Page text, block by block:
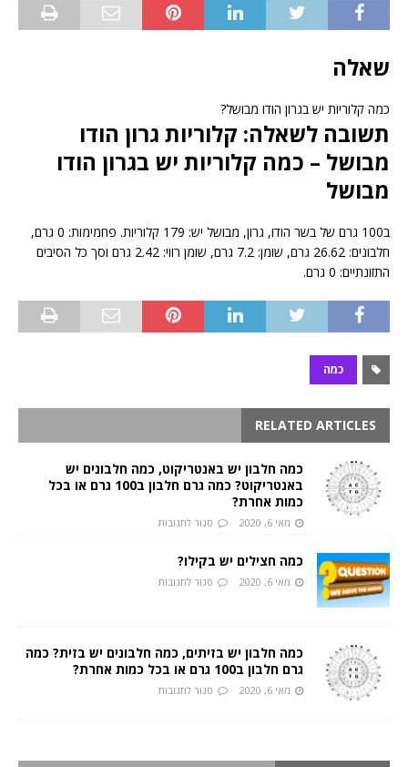
שאלה
כמה קלוריות יש בגרון הודו מבושל?
תשובה לשאלה: קלוריות גרון הודו
מבושל – כמה קלוריות יש בגרון הודו
מבושל
ב100 גרם של בשר הודו, גרון, מבושל יש: 179 קלוריות. פחמימות: 0 גרם,
חלבונים: 26.62 גרם, שומן: 7.2 גרם, שומן רווי: 2.42 גרם וסך כל הסיבים
התזונתיים: 0 גרם.
כמה
RELATED ARTICLES
כמה חלבון יש באנטריקוט, כמה חלבונים יש
באנטריקוט? כמה גרם חלבון ב100 גרם או בכל
כמות אחרת?
מאי 6, 2020 סגור לתגובות
כמה חצילים יש בקילו?
מאי 6, 2020 סגור לתגובות
כמה חלבון יש בזיתים, כמה חלבונים יש בזית? כמה
גרם חלבון ב100 גרם או בכל כמות אחרת?
מאי 6, 2020 סגור לתגובות